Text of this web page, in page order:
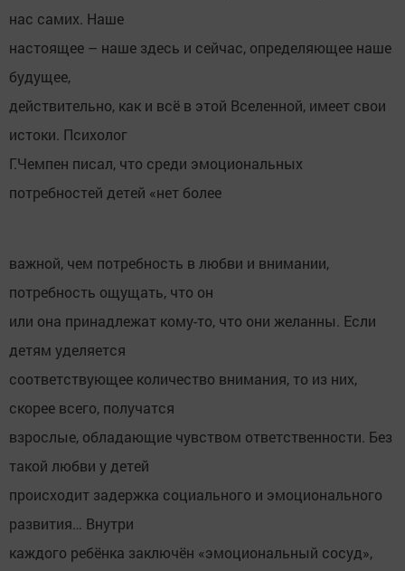
нас самих. Наше
настоящее – наше здесь и сейчас, определяющее наше
будущее,
действительно, как и всё в этой Вселенной, имеет свои
истоки. Психолог
Г.Чемпен писал, что среди эмоциональных
потребностей детей «нет более
важной, чем потребность в любви и внимании,
потребность ощущать, что он
или она принадлежат кому-то, что они желанны. Если
детям уделяется
соответствующее количество внимания, то из них,
скорее всего, получатся
взрослые, обладающие чувством ответственности. Без
такой любви у детей
происходит задержка социального и эмоционального
развития… Внутри
каждого ребёнка заключён «эмоциональный сосуд»,